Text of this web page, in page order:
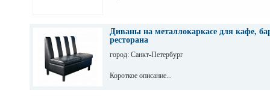
Диваны на металлокаркасе для кафе,
ресторана
город: Санкт-Петербург
Короткое описание...